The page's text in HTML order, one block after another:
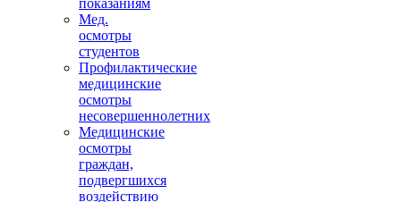
показаниям
Мед.
осмотры
студентов
Профилактические
медицинские
осмотры
несовершеннолетних
Медицинские
осмотры
граждан,
подвергшихся
воздействию